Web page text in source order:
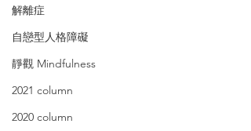
解離症
自戀型人格障礙
靜觀 Mindfulness
2021 column
2020 column